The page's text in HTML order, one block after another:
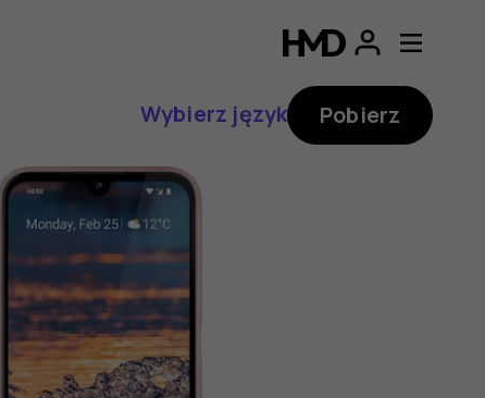
Wybierz język Pobierz